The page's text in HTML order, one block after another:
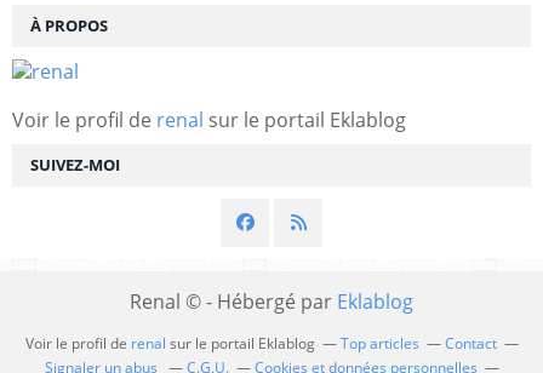
SUIVEZ-MOI
À PROPOS
Voir le profil de renal sur le portail Eklablog
Renal © - Hébergé par Eklablog
Voir le profil de renal sur le portail Eklablog Top articles
Contact
Signaler un abus
C.G.U. Cookies et données personnelles